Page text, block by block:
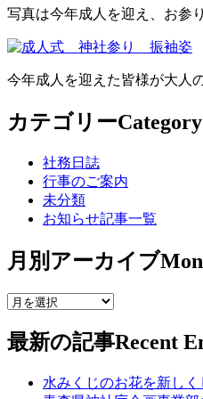
写真は今年成人を迎え、お参
今年成人を迎えた皆様が大人
カテゴリーCategory
社務日誌
行事のご案内
未分類
お知らせ記事一覧
月別アーカイブ
最新の記事Recent
水みくじのお花を新しく